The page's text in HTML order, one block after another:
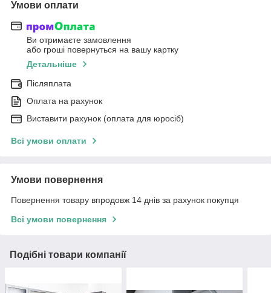
Умови оплати
Ви отримаєте замовлення
або гроші повернуться на вашу картку
Детальніше
Післяплата
Оплата на рахунок
Виставити рахунок (оплата для юросіб)
Всі умови оплати
Умови повернення
Повернення товару впродовж 14 днів за рахунок покупця
Всі умови повернення
Подібні товари компанії